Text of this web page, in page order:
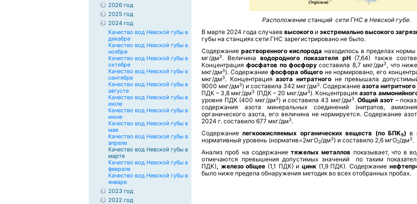
2026 год
2025 год
2024 год
Качество вод Невской губы в
декабре
Качество вод Невской губы в
ноябре
Качество вод Невской губы в
октябре
Качество вод Невской губы в
сентябре
Качество вод Невской губы в
августе
Качество вод Невской губы в
июле
Качество вод Невской губы в
июне
Качество вод Невской губы в
мае
Качество вод Невской губы в
апреле
Качество вод Невской губы в
марте
Качество вод Невской губы в
феврале
Качество вод Невской губы в
январе
2023 год
2022 год
Расположение станций сети ГНС в Невской губе.
В марте 2024 года случаев высокого и экстремально высокого
губы на станциях сети ГНС зарегистрировано не было.
Содержание растворенного кислорода находилось в пределах нормы
мг/дм3. Величина водородного показателя рН(7,64) также
Концентрацияфосфатов по фосфору составила 8,7 мкг/дм3, что
мкг/дм3). Содержание фосфора общегоне нормировано, его
мкг/дм3. Концентрацияазота нитратного не превышала
9000 мкг/дм3) и составила 342 мкг/дм3. Содержание азота нитритного
ПДК – 3,8 мкг/дм3 (ПДК – 20 мкг/дм3). Концентрацияазота
уровня ПДК (400 мкг/дм3) и составила 43 мкг/дм3.Общий азот –
содержания азота минеральных соединений (нитратов,
органического азота, его величина не нормируется. Содержание
2024 г. составило 677 мкг/дм3.
Содержание легкоокисляемых органических веществ (по БПК5) в
нормативный уровень (норматив=2мгО2/дм3) и составило 2,6 мгО2/дм3.
Анализ проб на содержаниетяжелых металлов показывает, что в
отмечаются превышения допустимых значений по таким
ПДК), железо общее (1,1 ПДК) и цинк (1,9 ПДК). Содержание
было ниже предела обнаружения методик во всех отобранных пробах.